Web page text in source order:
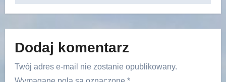
Dodaj komentarz
Twój adres e-mail nie zostanie opublikowany.